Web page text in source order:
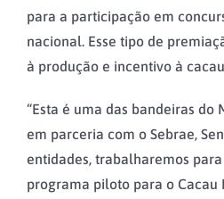
para a participação em
nacional. Esse tipo de
à produção e incentivo à
“Esta é uma das bandeiras do
em parceria com o Sebrae,
entidades, trabalharemos
programa piloto para o Cacau